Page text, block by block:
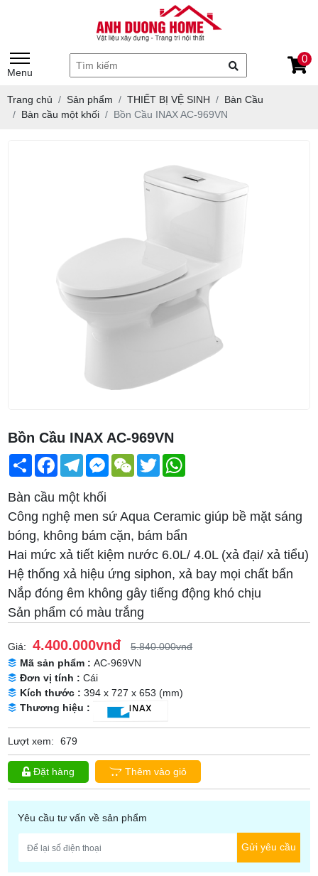
Menu
0
Trang chủ Sản phẩm THIẾT BỊ VỆ SINH
Bàn Cầu
Bàn cầu một khối
Bồn Cầu INAX AC-969VN
Bồn Cầu INAX AC-969VN
Share FacebookTelegramMessenger
WeChatTwitter
Bàn cầu một khối
Công nghệ men sứ Aqua Ceramic giúp bề mặt sáng
bóng, không bám cặn, bám bẩn
Hai mức xả tiết kiệm nước 6.0L/ 4.0L (xả đại/ xả tiểu)
Hệ thống xả hiệu ứng siphon, xả bay mọi chất bẩn
Nắp đóng êm không gây tiếng động khó chịu
Sản phẩm có màu trắng
Giá: 4.400.000vnđ
5.840.000vnđ
Mã sản phẩm :AC-969VN
Đơn vị tính :Cái
Kích thước :394 x 727 x 653 (mm)
Thương hiệu :
Lượt xem: 679
Đặt hàng Thêm vào giỏ
Yêu cầu tư vấn về sản phẩm
Gửi yêu cầu